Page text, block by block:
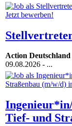
Action
09.08.2026 - ...
Tief- und